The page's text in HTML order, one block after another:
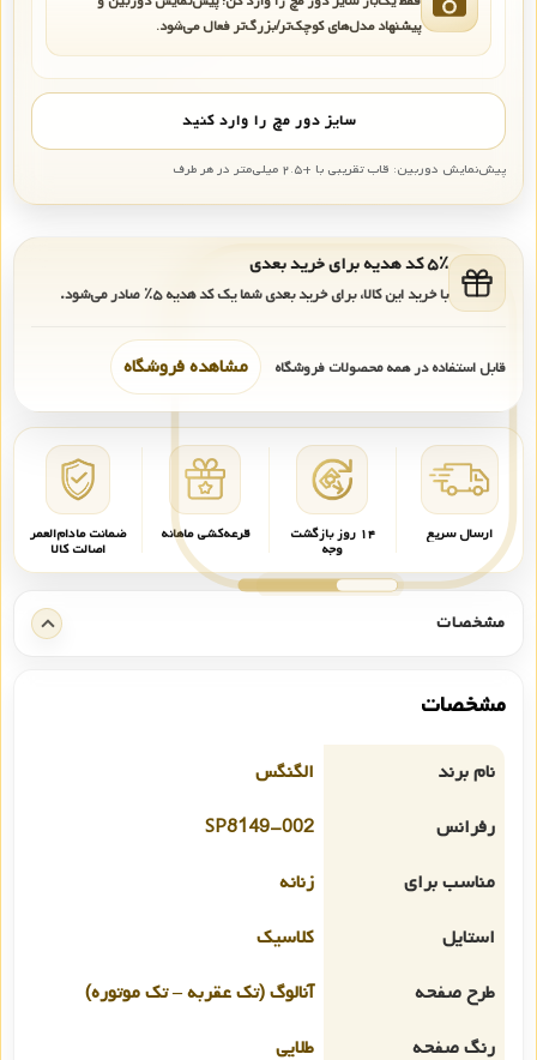
پیشنهاد مدل‌های کوچک‌تر/بزرگ‌تر فعال می‌شود.
سایز دور مچ را وارد کنید
پیش‌نمایش دوربین: قاب تقریبی با +۲.۵ میلی‌متر در هر طرف
۵٪ کد هدیه برای خرید بعدی
با خرید این کالا، برای خرید بعدی شما یک کد هدیه۵٪ صادر می‌شود.
قابل استفاده در همه محصولات فروشگاه مشاهده فروشگاه
ارسال سریع ۱۴ روز بازگشت
وجه
قرعه‌کشی ماهانه ضمانت مادام‌العمر
اصالت کالا
مشخصات
مشخصات
نام برند
الگنگس
رفرانس
SP8149-002
مناسب برای
زنانه
استایل
کلاسیک
طرح صفحه
آنالوگ (تک عقربه – تک موتوره)
رنگ صفحه
طلایی